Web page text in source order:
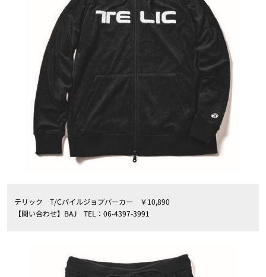
テリック T/Cパイルジョプパーカー ￥10,890
【問い合わせ】BAJ TEL：06‐4397-3991